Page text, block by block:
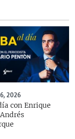
2026
con Enrique